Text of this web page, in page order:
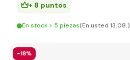
+ 8 puntos
En stock > 5 piezas(En usted 13.08.)
-18%